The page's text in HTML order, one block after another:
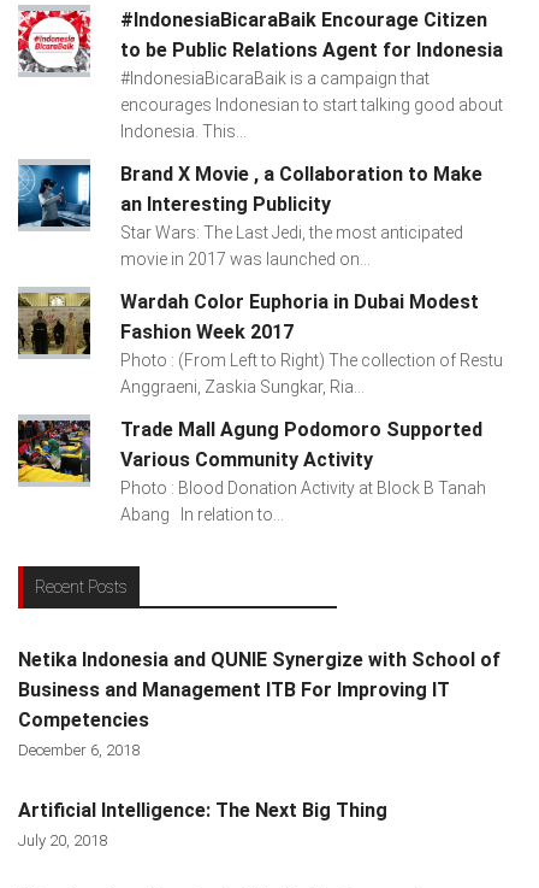
#IndonesiaBicaraBaik Encourage Citizen
to be Public Relations Agent for Indonesia
#IndonesiaBicaraBaik is a campaign that
encourages Indonesian to start talking good about
Indonesia. This...
Brand X Movie , a Collaboration to Make
an Interesting Publicity
Star Wars: The Last Jedi, the most anticipated
movie in 2017 was launched on...
Wardah Color Euphoria in Dubai Modest
Fashion Week 2017
Photo : (From Left to Right) The collection of Restu
Anggraeni, Zaskia Sungkar, Ria...
Trade Mall Agung Podomoro Supported
Various Community Activity
Photo : Blood Donation Activity at Block B Tanah
Abang In relation to...
Recent Posts
Netika Indonesia and QUNIE Synergize with School of
Business and Management ITB For Improving IT
Competencies
December 6, 2018
Artificial Intelligence: The Next Big Thing
July 20, 2018